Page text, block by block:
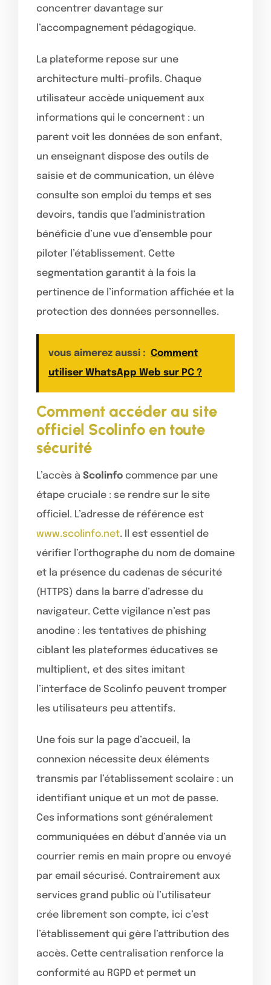
concentrer davantage sur
l’accompagnement pédagogique.
La plateforme repose sur une
architecture multi-profils. Chaque
utilisateur accède uniquement aux
informations qui le concernent : un
parent voit les données de son enfant,
un enseignant dispose des outils de
saisie et de communication, un élève
consulte son emploi du temps et ses
devoirs, tandis que l’administration
bénéficie d’une vue d’ensemble pour
piloter l’établissement. Cette
segmentation garantit à la fois la
pertinence de l’information affichée et la
protection des données personnelles.
vous aimerez aussi : Comment
utiliser WhatsApp Web sur PC ?
Comment accéder au site
officiel Scolinfo en toute
sécurité
L’accès à Scolinfo commence par une
étape cruciale : se rendre sur le site
officiel. L’adresse de référence est
www.scolinfo.net. Il est essentiel de
vérifier l’orthographe du nom de domaine
et la présence du cadenas de sécurité
(HTTPS) dans la barre d’adresse du
navigateur. Cette vigilance n’est pas
anodine : les tentatives de phishing
ciblant les plateformes éducatives se
multiplient, et des sites imitant
l’interface de Scolinfo peuvent tromper
les utilisateurs peu attentifs.
Une fois sur la page d’accueil, la
connexion nécessite deux éléments
transmis par l’établissement scolaire : un
identifiant unique et un mot de passe.
Ces informations sont généralement
communiquées en début d’année via un
courrier remis en main propre ou envoyé
par email sécurisé. Contrairement aux
services grand public où l’utilisateur
crée librement son compte, ici c’est
l’établissement qui gère l’attribution des
accès. Cette centralisation renforce la
conformité au RGPD et permet un